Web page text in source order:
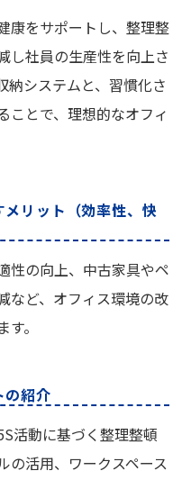
康をサポートし、整理整
し社員の生産性を向上さ
納システムと、習慣化さ
ことで、理想的なオフィ
リット（効率性、快
性の向上、中古家具やペ
など、オフィス環境の改
。
の紹介
活動に基づく整理整頓
の活用、ワークスペース